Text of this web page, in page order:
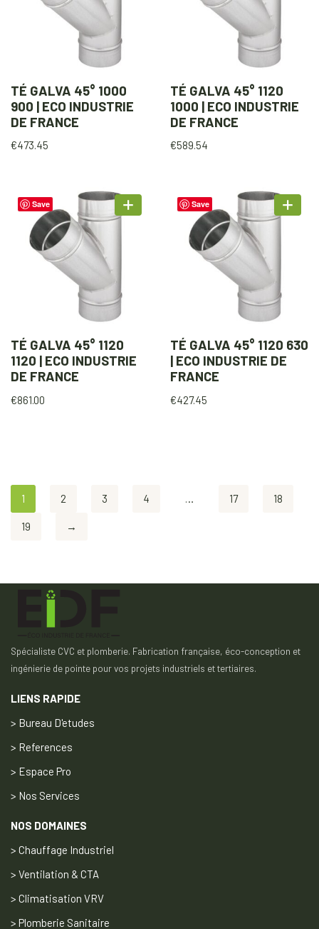
TÉ GALVA 45° 1000
900 | ECO INDUSTRIE
DE FRANCE
€473.45
TÉ GALVA 45° 1120
1000 | ECO INDUSTRIE
DE FRANCE
€589.54
Save
TÉ GALVA 45° 1120
1120 | ECO INDUSTRIE
DE FRANCE
€861.00
Save
TÉ GALVA 45° 1120 630
| ECO INDUSTRIE DE
FRANCE
€427.45
1 2 3 4 … 17 18
19 →
Spécialiste CVC et plomberie. Fabrication française, éco-conception et
ingénierie de pointe pour vos projets industriels et tertiaires.
LIENS RAPIDE
> Bureau D'etudes
> References
> Espace Pro
> Nos Services
NOS DOMAINES
> Chauffage Industriel
> Ventilation & CTA
> Climatisation VRV
> Plomberie Sanitaire